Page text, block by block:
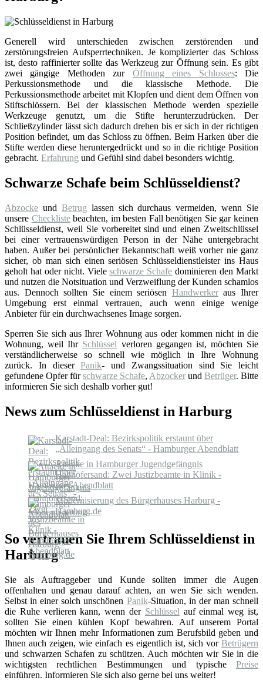
Generell wird unterschieden zwischen zerstörenden und
zerstörungsfreien Aufsperrtechniken. Je komplizierter das Schloss
ist, desto raffinierter sollte das Werkzeug zur Öffnung sein. Es gibt
zwei gängige Methoden zur Öffnung eines Schlosses: Die
Perkussionsmethode und die klassische Methode. Die
Perkussionsmethode arbeitet mit Klopfen und dient dem Öffnen von
Stiftschlössern. Bei der klassischen Methode werden spezielle
Werkzeuge genutzt, um die Stifte herunterzudrücken. Der
Schließzylinder lässt sich dadurch drehen bis er sich in der richtigen
Position befindet, um das Schloss zu öffnen. Beim Harken über die
Stifte werden diese heruntergedrückt und so in die richtige Position
gebracht. Erfahrung und Gefühl sind dabei besonders wichtig.
Schwarze Schafe beim Schlüsseldienst?
Abzocke und Betrug lassen sich durchaus vermeiden, wenn Sie
unsere Checklistebeachten, im besten Fall benötigen Sie gar keinen
Schlüsseldienst, weil Sie vorbereitet sind und einen Zweitschlüssel
bei einer vertrauenswürdigen Person in der Nähe untergebracht
haben. Außer bei persönlicher Bekanntschaft weiß vorher nie ganz
sicher, ob man sich einen seriösen Schlüsseldienstleister ins Haus
geholt hat oder nicht. Vieleschwarze Schafe dominieren den Markt
und nutzen die Notsituation und Verzweiflung der Kunden schamlos
aus. Dennoch sollten Sie einem seriösen Handwerkeraus Ihrer
Umgebung erst einmal vertrauen, auch wenn einige wenige
Anbieter für ein durchwachsenes Image sorgen.
Sperren Sie sich aus Ihrer Wohnung aus oder kommen nicht in die
Wohnung, weil Ihr Schlüssel verloren gegangen ist, möchten Sie
verständlicherweise so schnell wie möglich in Ihre Wohnung
zurück. In dieserPanik- und Zwangssituation sind Sie leicht
gefundene Opfer fürschwarze Schafe, Abzocker und Betrüger. Bitte
informieren Sie sich deshalb vorher gut!
News zum Schlüsseldienst in Harburg
Karstadt-Deal: Bezirkspolitik erstaunt über
„Alleingang des Senats“ - Hamburger Abendblatt
Attacke in Hamburger Jugendgefängnis
Hahnöfersand: Zwei Justizbeamte in Klinik -
Hamburger Abendblatt
Modernisierung des Bürgerhauses Harburg -
Hamburg.de
So vertrauen Sie Ihrem Schlüsseldienst in
Harburg
Sie als Auftraggeber und Kunde sollten immer die Augen
offenhalten und genau darauf achten, an wen Sie sich wenden.
Selbst in einer solch unschönen Panik-Situation, in der man schnell
die Ruhe verlieren kann, wenn der Schlüssel auf einmal weg ist,
sollten Sie einen kühlen Kopf bewahren. Auf unserem Portal
möchten wir Ihnen mehr Informationen zum Berufsbild geben und
Ihnen auch zeigen, wie einfach es eigentlich ist, sich vor Betrügern
und schwarzen Schafen zu schützen. Auch möchten wir Sie in die
wichtigsten rechtlichen Bestimmungen und typische Preise
einführen. Informieren Sie sich also gerne bei uns weiter!